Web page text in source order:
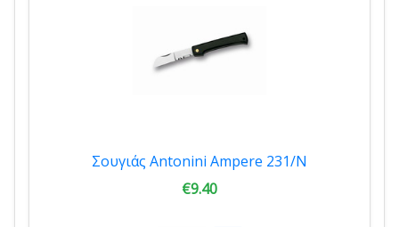
Σουγιάς Antonini Ampere 231/N
€9.40